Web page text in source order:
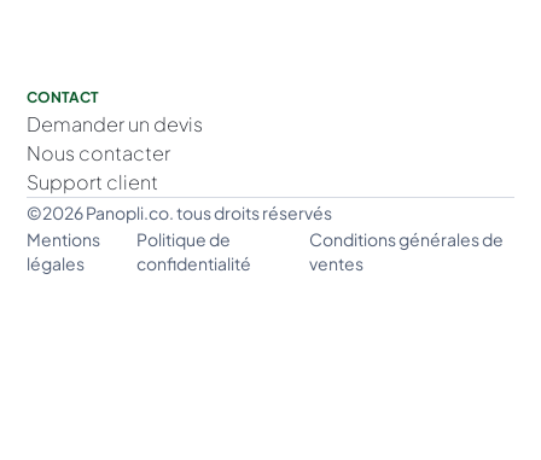
CONTACT
Demander un devis
Nous contacter
Support client
©2026 Panopli.co. tous droits réservés
Mentions
légales
Politique de
confidentialité
Conditions générales de
ventes